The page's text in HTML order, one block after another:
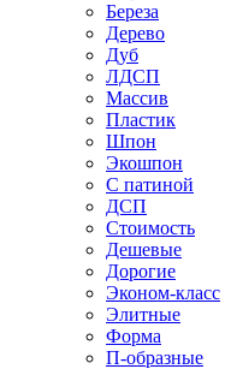
Береза
Дерево
Дуб
ЛДСП
Массив
Пластик
Шпон
Экошпон
С патиной
ДСП
Стоимость
Дешевые
Дорогие
Эконом-класс
Элитные
Форма
П-образные